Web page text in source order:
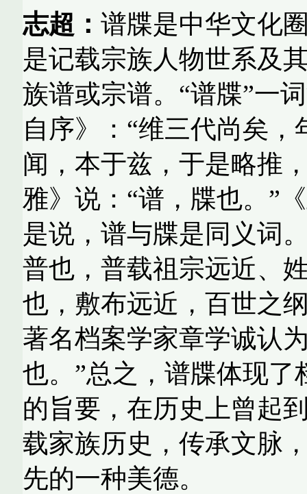
志超： 谱牒是中华文化
是记载宗族人物世系及
族谱或宗谱。“谱牒”一
自序》：“维三代尚矣
闻，本于兹，于是略推
雅》说：“谱，牒也。”
是说，谱与牒是同义词
普也，普载祖宗远近、
也，敷布远近，百世之
著名档案学家章学诚认
也。”总之，谱牒体现
的旨要，在历史上曾起
载家族历史，传承文脉
先的一种美德。